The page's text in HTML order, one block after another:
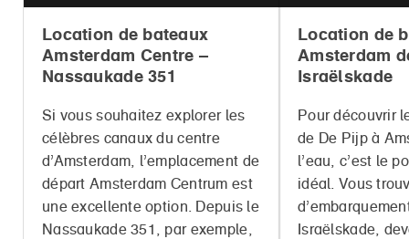
Location de bateaux
Amsterdam Centre –
Nassaukade 351
Si vous souhaitez explorer les
célèbres canaux du centre
d’Amsterdam, l’emplacement de
départ Amsterdam Centrum est
une excellente option. Depuis le
Nassaukade 351, par exemple,
Location de
Amsterdam
Israëlskade
Pour découvrir
de De Pijp à
l’eau, c’est le
idéal. Vous
Israëlskade,